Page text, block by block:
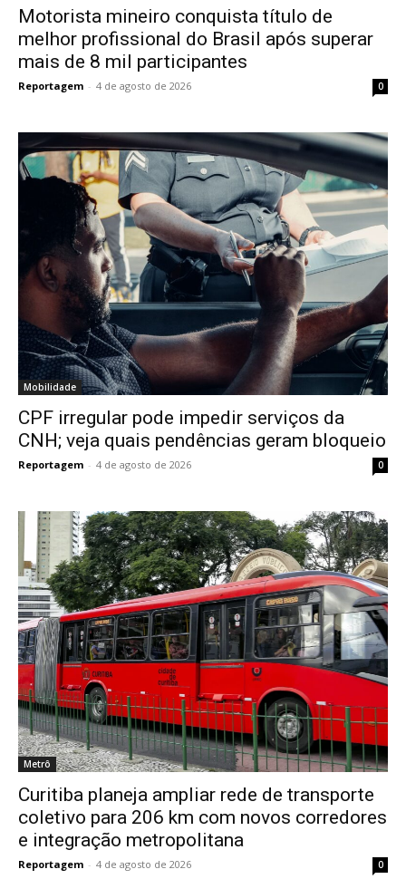
Motorista mineiro conquista título de
melhor profissional do Brasil após superar
mais de 8 mil participantes
Reportagem - 4 de agosto de 2026 0
Mobilidade
CPF irregular pode impedir serviços da
CNH; veja quais pendências geram bloqueio
Reportagem - 4 de agosto de 2026 0
Metrô
Curitiba planeja ampliar rede de transporte
coletivo para 206 km com novos corredores
e integração metropolitana
Reportagem - 4 de agosto de 2026 0